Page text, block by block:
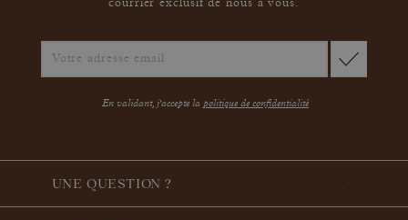
courrier exclusif de nous à vous.
En validant, j'accepte la politique de confidentialité
UNE QUESTION ?